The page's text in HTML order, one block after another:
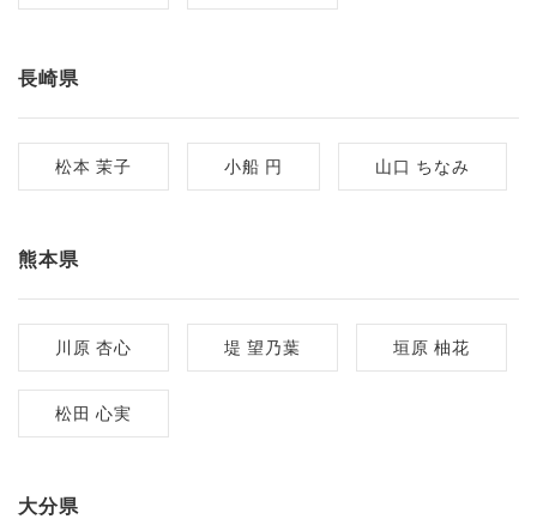
長崎県
松本 茉子 小船 円 山口 ちなみ
熊本県
川原 杏心 堤 望乃葉 垣原 柚花
松田 心実
大分県